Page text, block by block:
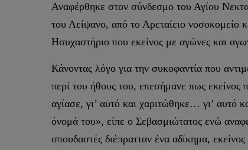
Αναφέρθηκε στον σύνδεσμο του Αγίου
του Λείψανο, από το Αρεταίειο νοσοκομείο
Ησυχαστήριο που εκείνος με αγώνες και
Κάνοντας λόγο για την συκοφαντία που
περί του ήθους του, επεσήμανε πως εκείνος
αγίασε, γι’ αυτό και χαριτώθηκε… γι’
όνομά του», είπε ο Σεβασμιώτατος ενώ
σπουδαστές διέπρατταν ένα αδίκημα,